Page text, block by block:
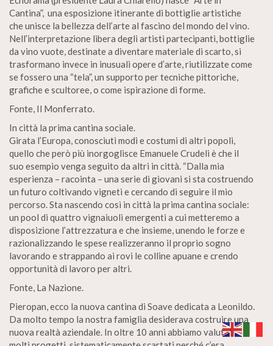
Cantina”, una esposizione itinerante di bottiglie artistiche
che unisce la bellezza dell’arte al fascino del mondo del vino.
Nell’interpretazione libera degli artisti partecipanti, bottiglie
da vino vuote, destinate a diventare materiale di scarto, si
trasformano invece in inusuali opere d’arte, riutilizzate come
se fossero una “tela”, un supporto per tecniche pittoriche,
grafiche e scultoree, o come ispirazione di forme.
Fonte, Il Monferrato.
In città la prima cantina sociale.
Girata l’Europa, conosciuti modi e costumi di altri popoli,
quello che però più inorgoglisce Emanuele Crudeli è che il
suo esempio venga seguito da altri in città. “Dalla mia
esperienza – racointa – una serie di giovani si sta costruendo
un futuro coltivando vigneti e cercando di seguire il mio
percorso. Sta nascendo così in città la prima cantina sociale:
un pool di quattro vignaiuoli emergenti a cui metteremo a
disposizione l’attrezzatura e che insieme, unendo le forze e
razionalizzando le spese realizzeranno il proprio sogno
lavorando e strappando ai rovi le colline apuane e crendo
opportunità di lavoro per altri.
Fonte, La Nazione.
Pieropan, ecco la nuova cantina di Soave dedicata a Leonildo.
Da molto tempo la nostra famiglia desiderava costruire una
nuova realtà aziendale. In oltre 10 anni abbiamo valutato